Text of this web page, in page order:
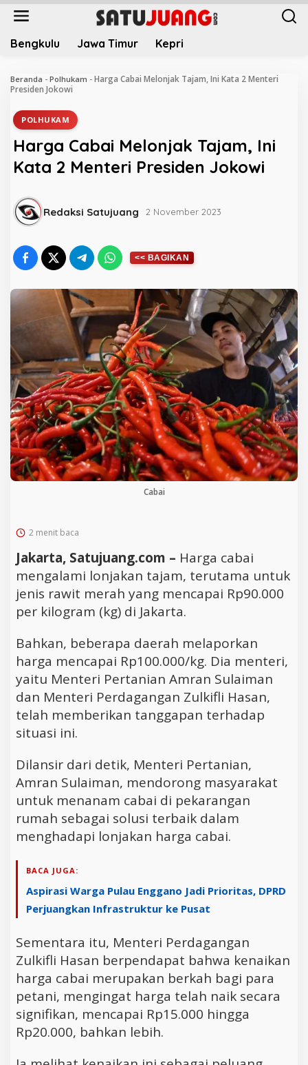
L
Bengkulu Jawa Timur Kepri
Beranda - Polhukam - Harga Cabai Melonjak Tajam, Ini Kata 2 Menteri
Presiden Jokowi
POLHUKAM
Harga Cabai Melonjak Tajam, Ini
Kata 2 Menteri Presiden Jokowi
Redaksi Satujuang 2 November 2023
Cabai
2 menit baca
Jakarta, Satujuang.com – Harga cabai
mengalami lonjakan tajam, terutama untuk
jenis rawit merah yang mencapai Rp90.000
per kilogram (kg) di Jakarta.
Bahkan, beberapa daerah melaporkan
harga mencapai Rp100.000/kg. Dia menteri,
yaitu Menteri Pertanian Amran Sulaiman
dan Menteri Perdagangan Zulkifli Hasan,
telah memberikan tanggapan terhadap
situasi ini.
Dilansir dari detik, Menteri Pertanian,
Amran Sulaiman, mendorong masyarakat
untuk menanam cabai di pekarangan
rumah sebagai solusi terbaik dalam
menghadapi lonjakan harga cabai.
BACA JUGA:
Aspirasi Warga Pulau Enggano Jadi Prioritas, DPRD
Perjuangkan Infrastruktur ke Pusat
Sementara itu, Menteri Perdagangan
Zulkifli Hasan berpendapat bahwa kenaikan
harga cabai merupakan berkah bagi para
petani, mengingat harga telah naik secara
signifikan, mencapai Rp15.000 hingga
Rp20.000, bahkan lebih.